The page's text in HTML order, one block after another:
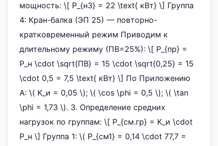
мощность: \[ P_{н3} = 22 \text{ кВт} \] Группа
4: Кран-балка (ЭП 25) — повторно-
кратковременный режим Приводим к
длительному режиму (ПВ=25%): \[ P_{пр} =
P_н \cdot \sqrt{ПВ} = 15 \cdot \sqrt{0,25} = 15
\cdot 0,5 = 7,5 \text{ кВт} \] По Приложению
А: \( K_и = 0,05 \); \( \cos \phi = 0,5 \); \( \tan
\phi = 1,73 \). 3. Определение средних
нагрузок по группам: \[ P_{см.гр} = K_и \cdot
P_н \] Группа 1: \( P_{см1} = 0,14 \cdot 77,7 =